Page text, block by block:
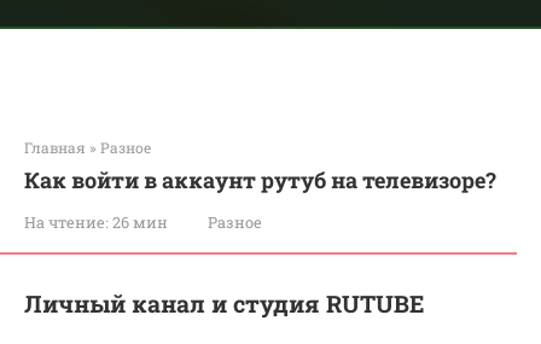
Главная » Разное
Как войти в аккаунт рутуб на телевизоре?
На чтение: 26 мин Разное
Личный канал и студия RUTUBE